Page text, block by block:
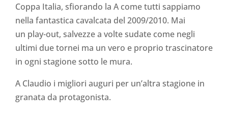
Coppa Italia, sfiorando la A come tutti sappiamo
nella fantastica cavalcata del 2009/2010. Mai
un play-out, salvezze a volte sudate come negli
ultimi due tornei ma un vero e proprio trascinatore
in ogni stagione sotto le mura.
A Claudio i migliori auguri per un’altra stagione in
granata da protagonista.